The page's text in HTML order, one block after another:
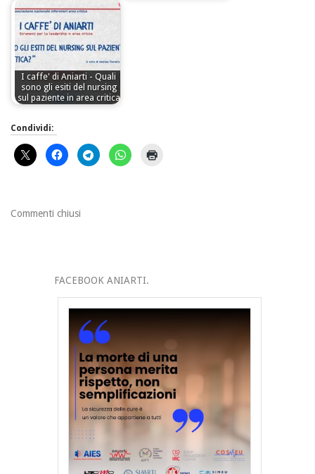
I caffe' di Aniarti - Quali
sono gli esiti del nursing
sul paziente in area critica
Condividi:
Commenti chiusi
FACEBOOK ANIARTI.